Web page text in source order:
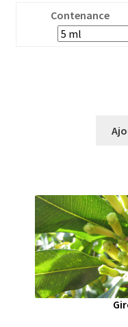
Contenance